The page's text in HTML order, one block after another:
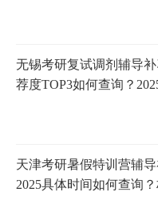
无锡考研复试调剂辅导
荐度TOP3如何查询？
天津考研暑假特训营辅
2025具体时间如何查询